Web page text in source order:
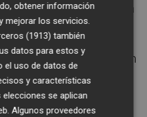
podría estar en la
regresar a la línea
y Domingos
de salir de inicio. Juan
sería el mayor
del once, si no hay
que empató 1-1
obtener información
mejorar los servicios.
(1913) también
datos para estos y
el uso de datos de
y características
se aplican
Algunos proveedores